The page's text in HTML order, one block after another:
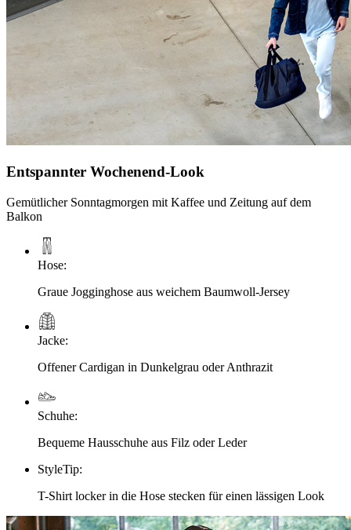
Entspannter Wochenend-Look
Gemütlicher Sonntagmorgen mit Kaffee und Zeitung auf dem
Balkon
Hose:
Graue Jogginghose aus weichem Baumwoll-Jersey
Jacke:
Offener Cardigan in Dunkelgrau oder Anthrazit
Schuhe:
Bequeme Hausschuhe aus Filz oder Leder
StyleTip:
T-Shirt locker in die Hose stecken für einen lässigen Look